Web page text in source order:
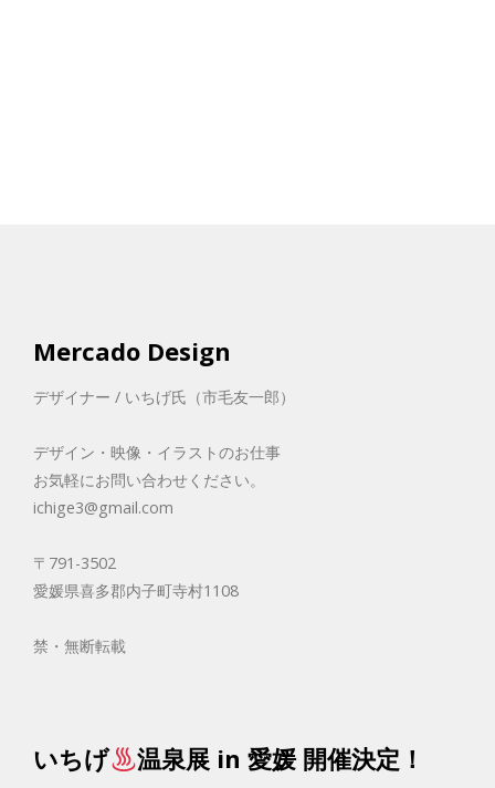
Mercado Design
デザイナー / いちげ氏（市毛友一郎）
デザイン・映像・イラストのお仕事
お気軽にお問い合わせください。
ichige3@gmail.com
〒791-3502
愛媛県喜多郡内子町寺村1108
禁・無断転載
いちげ 温泉展 in 愛媛 開催決定！